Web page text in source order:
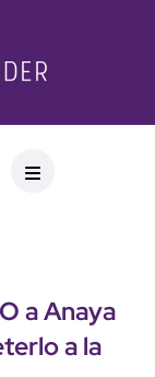
a Anaya
a la